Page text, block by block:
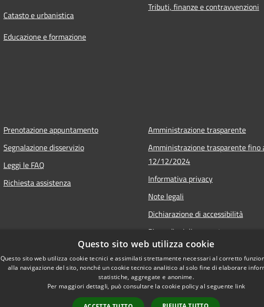
Catasto e urbanistica
Educazione e formazione
Tributi, finanze e contravvenzioni
Prenotazione appuntamento
Segnalazione disservizio
Leggi le FAQ
Richiesta assistenza
Amministrazione trasparente
Amministrazione trasparente fino
12/12/2024
Informativa privacy
Note legali
Dichiarazione di accessibilità
Piano di miglioramento
Questo sito web utilizza cookie
Questo sito web utilizza cookie tecnici e assimilati strettamente necessari al corretto
alla navigazione del sito, nonché un cookie tecnico analitico al solo fine di elaborare
statistiche, aggregate e anonime.
Per maggiori dettagli, può consultare la cookie policy al seguente link